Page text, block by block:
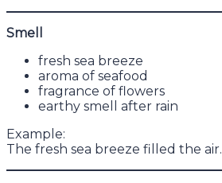
Smell
fresh sea breeze
aroma of seafood
fragrance of flowers
earthy smell after rain
Example:
The fresh sea breeze filled the air.